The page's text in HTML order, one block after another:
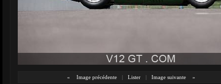
« Image précédente | Lister | Image suivante »